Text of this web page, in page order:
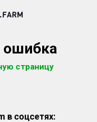
страницу
в соцсетях: